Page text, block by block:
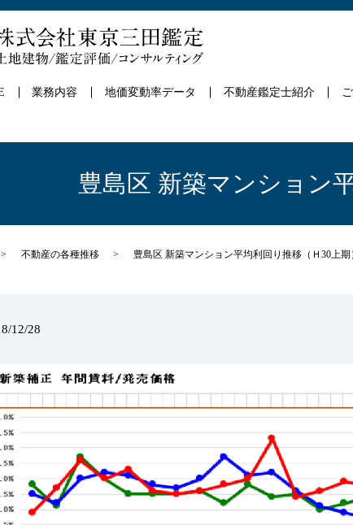
業務内容 地価変動率データ 不動産鑑定士紹介
豊島区 新築マンション
不動産の各種推移 豊島区 新築マンション平均利回り推移（Ｈ30上期
12/28